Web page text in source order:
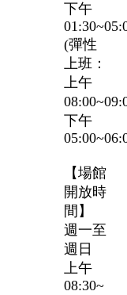
下午
(彈性
上班：
上午
下午
【場館
開放時
間】
週一至
週日
上午
08:30~